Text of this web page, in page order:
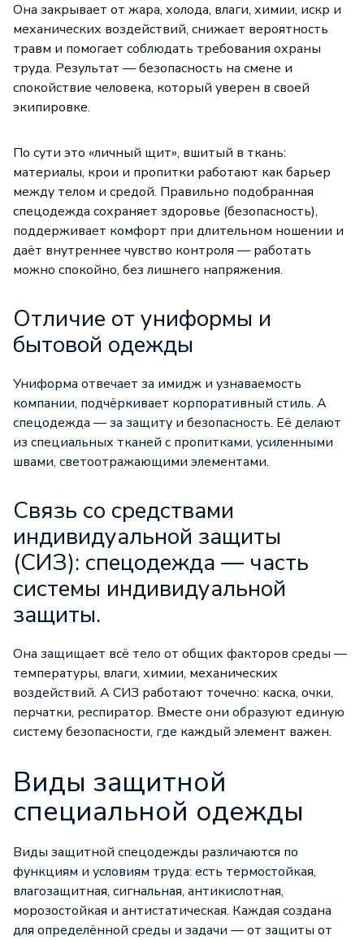
Она закрывает от жара, холода, влаги, химии, искр и
механических воздействий, снижает вероятность
травм и помогает соблюдать требования охраны
труда. Результат — безопасность на смене и
спокойствие человека, который уверен в своей
экипировке.
По сути это «личный щит», вшитый в ткань:
материалы, крои и пропитки работают как барьер
между телом и средой. Правильно подобранная
спецодежда сохраняет здоровье (безопасность),
поддерживает комфорт при длительном ношении и
даёт внутреннее чувство контроля — работать
можно спокойно, без лишнего напряжения.
Отличие от униформы и
бытовой одежды
Униформа отвечает за имидж и узнаваемость
компании, подчёркивает корпоративный стиль. А
спецодежда — за защиту и безопасность. Её делают
из специальных тканей с пропитками, усиленными
швами, светоотражающими элементами.
Связь со средствами
индивидуальной защиты
(СИЗ): спецодежда — часть
системы индивидуальной
защиты.
Она защищает всё тело от общих факторов среды —
температуры, влаги, химии, механических
воздействий. А СИЗ работают точечно: каска, очки,
перчатки, респиратор. Вместе они образуют единую
систему безопасности, где каждый элемент важен.
Виды защитной
специальной одежды
Виды защитной спецодежды различаются по
функциям и условиям труда: есть термостойкая,
влагозащитная, сигнальная, антикислотная,
морозостойкая и антистатическая. Каждая создана
для определённой среды и задачи — от защиты от